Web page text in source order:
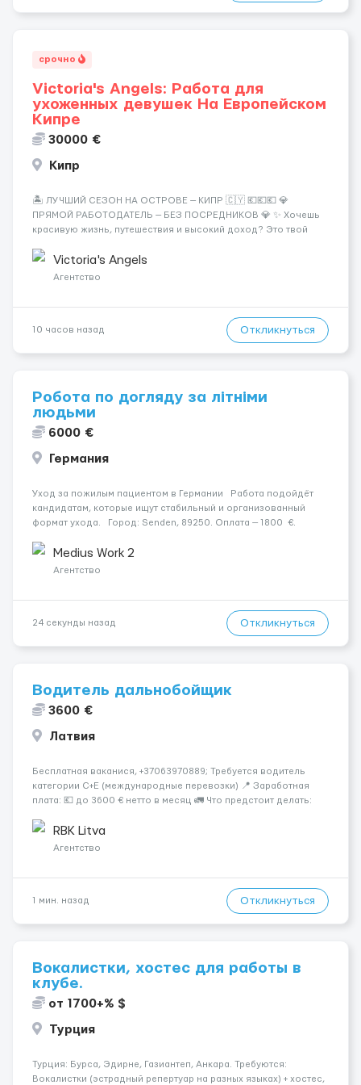
срочно
Victoria's Angels: Работа для
ухоженных девушек На Европейском
Кипре
30000 €
Кипр
🏝️ ЛУЧШИЙ СЕЗОН НА ОСТРОВЕ — КИПР 🇨🇾 💶💶💶 💎
ПРЯМОЙ РАБОТОДАТЕЛЬ — БЕЗ ПОСРЕДНИКОВ 💎 ✨ Хочешь
красивую жизнь, путешествия и высокий доход? Это твой
Опытная команда с годами практики — Стабильный поток
клиентов (без ...
Victoria's Angels
Агентство
10 часов назад Откликнуться
Робота по догляду за літніми
людьми
6000 €
Германия
Уход за пожилым пациентом в Германии Работа подойдёт
кандидатам, которые ищут стабильный и организованный
формат ухода. Город: Senden, 89250. Оплата — 1800 €.
(потрібна допомога при переміщенні). ...
Medius Work 2
Агентство
24 секунды назад Откликнуться
Водитель дальнобойщик
3600 €
Латвия
Бесплатная ваканися, +37063970889; Требуется водитель
категории C+E (международные перевозки) 📍 Заработная
плата: 💶 до 3600 € нетто в месяц 🚛 Что предстоит делать:
среднем 400–500 км в день. Погр...
RBK Litva
Агентство
1 мин. назад Откликнуться
Вокалистки, хостес для работы в
клубе.
от 1700+% $
Турция
Турция: Бурса, Эдирне, Газиантеп, Анкара. Требуются:
Вокалистки (эстрадный репертуар на разных языках) + хостеc,